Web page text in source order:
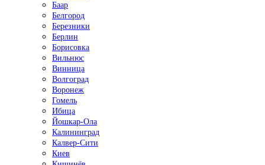
Баар
Белгород
Березники
Берлин
Борисовка
Вильнюс
Винница
Волгоград
Воронеж
Гомель
Ибица
Йошкар-Ола
Калининград
Калвер-Сити
Киев